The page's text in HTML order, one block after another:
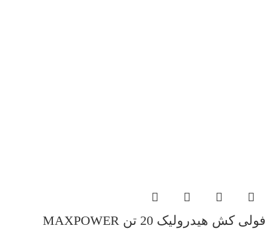
فولی کش هیدرولیک 20 تن MAXPOWER